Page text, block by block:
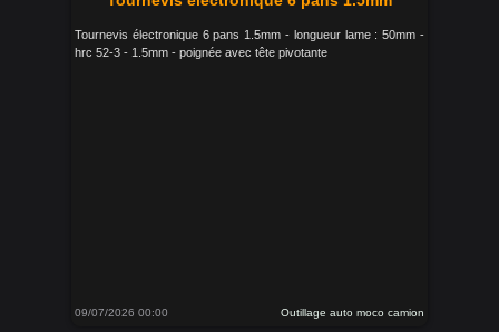
Tournevis électronique 6 pans 1.5mm - longueur lame : 50mm -
hrc 52-3 - 1.5mm - poignée avec tête pivotante
09/07/2026 00:00 Outillage auto moco camion